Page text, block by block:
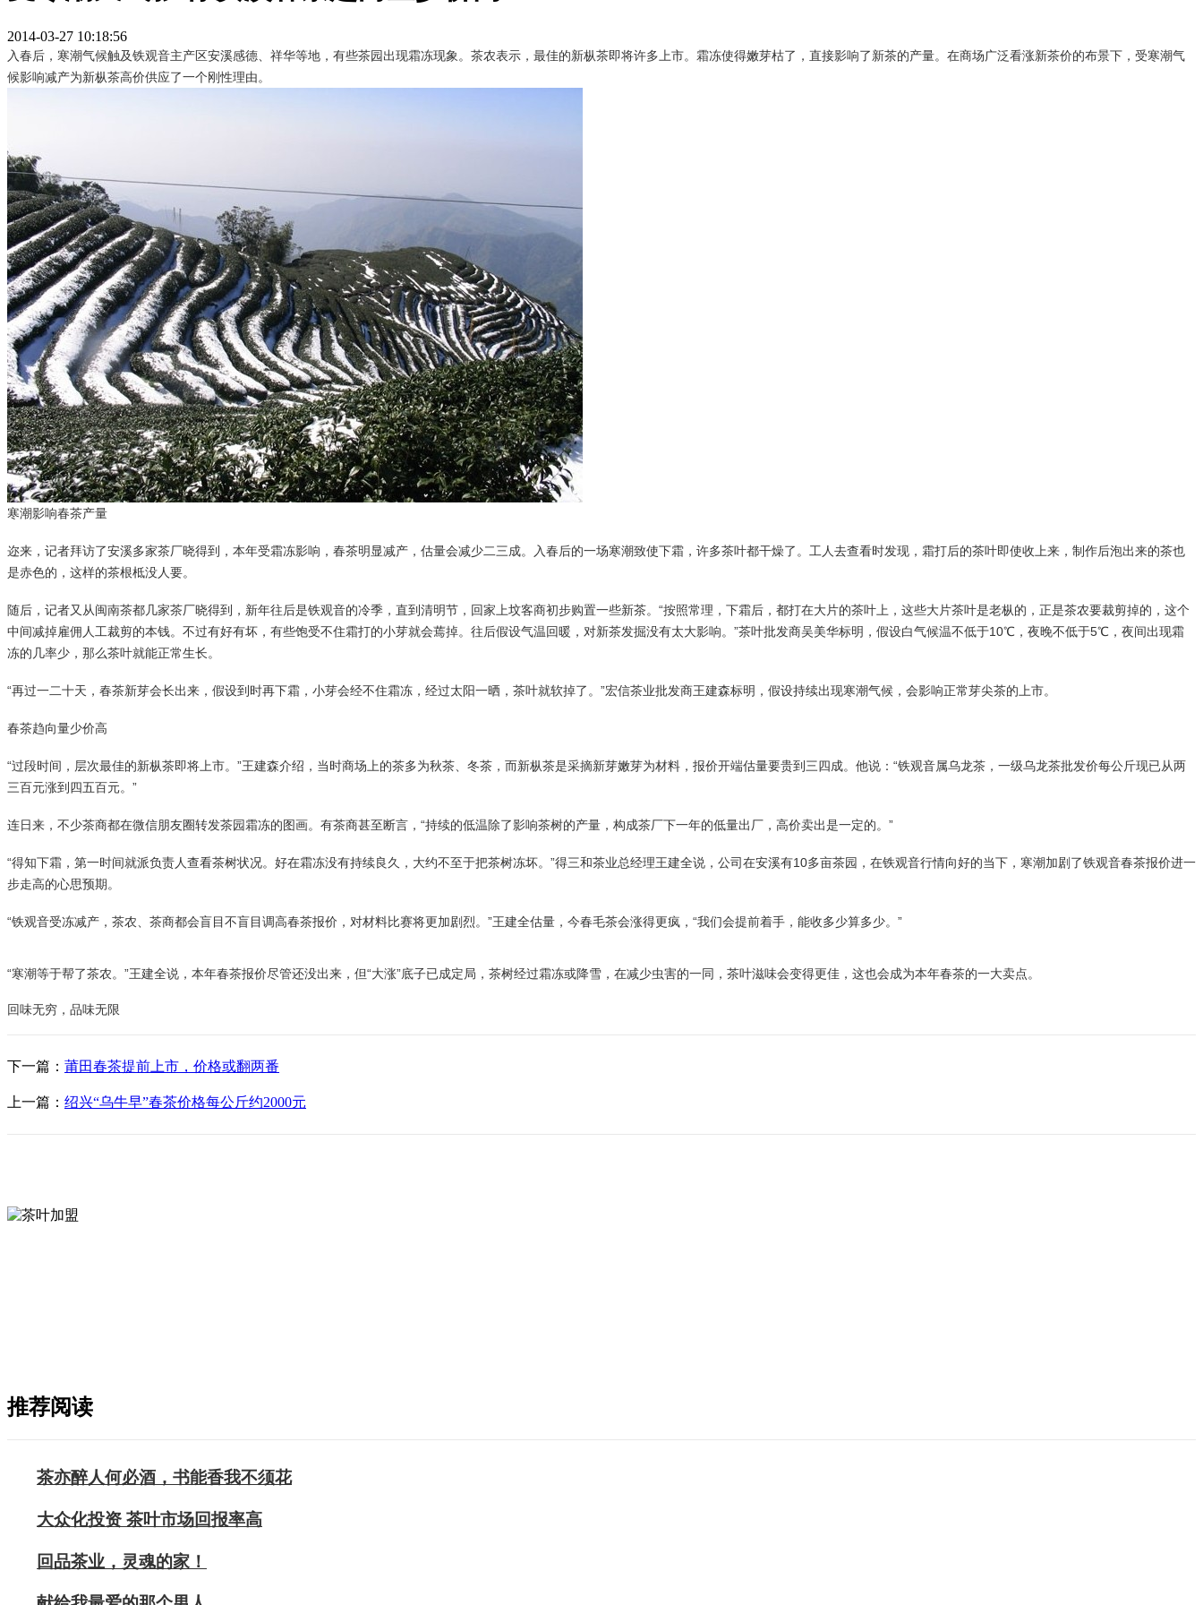
2014-03-27 10:18:56
入春后，寒潮气候触及铁观音主产区安溪感德、祥华等地，有些茶园出现霜冻现象。茶农表示，最佳的新枞茶即将许多上市。霜冻使得嫩芽枯了，直接影响了新茶的产量。在商场广泛看涨新茶价的布景下，受寒潮气
候影响减产为新枞茶高价供应了一个刚性理由。
寒潮影响春茶产量
迩来，记者拜访了安溪多家茶厂晓得到，本年受霜冻影响，春茶明显减产，估量会减少二三成。入春后的一场寒潮致使下霜，许多茶叶都干燥了。工人去查看时发现，霜打后的茶叶即使收上来，制作后泡出来的茶也
是赤色的，这样的茶根柢没人要。
随后，记者又从闽南茶都几家茶厂晓得到，新年往后是铁观音的冷季，直到清明节，回家上坟客商初步购置一些新茶。“按照常理，下霜后，都打在大片的茶叶上，这些大片茶叶是老枞的，正是茶农要裁剪掉的，这个
中间减掉雇佣人工裁剪的本钱。不过有好有坏，有些饱受不住霜打的小芽就会蔫掉。往后假设气温回暖，对新茶发掘没有太大影响。”茶叶批发商吴美华标明，假设白气候温不低于10℃，夜晚不低于5℃，夜间出现霜
冻的几率少，那么茶叶就能正常生长。
“再过一二十天，春茶新芽会长出来，假设到时再下霜，小芽会经不住霜冻，经过太阳一晒，茶叶就软掉了。”宏信茶业批发商王建森标明，假设持续出现寒潮气候，会影响正常芽尖茶的上市。
春茶趋向量少价高
“过段时间，层次最佳的新枞茶即将上市。”王建森介绍，当时商场上的茶多为秋茶、冬茶，而新枞茶是采摘新芽嫩芽为材料，报价开端估量要贵到三四成。他说：“铁观音属乌龙茶，一级乌龙茶批发价每公斤现已从两
三百元涨到四五百元。”
连日来，不少茶商都在微信朋友圈转发茶园霜冻的图画。有茶商甚至断言，“持续的低温除了影响茶树的产量，构成茶厂下一年的低量出厂，高价卖出是一定的。”
“得知下霜，第一时间就派负责人查看茶树状况。好在霜冻没有持续良久，大约不至于把茶树冻坏。”得三和茶业总经理王建全说，公司在安溪有10多亩茶园，在铁观音行情向好的当下，寒潮加剧了铁观音春茶报价进一
步走高的心思预期。
“铁观音受冻减产，茶农、茶商都会盲目不盲目调高春茶报价，对材料比赛将更加剧烈。”王建全估量，今春毛茶会涨得更疯，“我们会提前着手，能收多少算多少。”
“寒潮等于帮了茶农。”王建全说，本年春茶报价尽管还没出来，但“大涨”底子已成定局，茶树经过霜冻或降雪，在减少虫害的一同，茶叶滋味会变得更佳，这也会成为本年春茶的一大卖点。
回味无穷，品味无限
下一篇： 莆田春茶提前上市，价格或翻两番
上一篇： 绍兴“乌牛早”春茶价格每公斤约2000元
推荐阅读
茶亦醉人何必酒，书能香我不须花
大众化投资 茶叶市场回报率高
回品茶业，灵魂的家！